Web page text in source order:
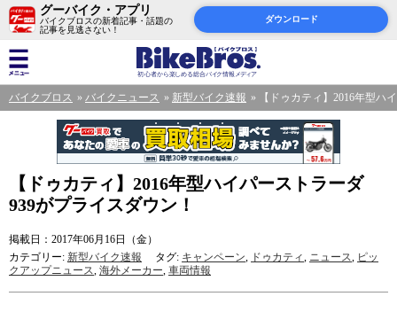
グーバイク・アプリ
バイクブロスの新着記事・話題の
記事を見逃さない！
ダウンロード
バイクブロス バイクニュース 新型バイク速報 【ドゥカティ】2016年型ハ
【ドゥカティ】2016年型ハイパーストラーダ
939がプライスダウン！
掲載日：2017年06月16日（金）
カテゴリー: 新型バイク速報 タグ: キャンペーン, ドゥカティ, ニュース, ピッ
クアップニュース, 海外メーカー, 車両情報